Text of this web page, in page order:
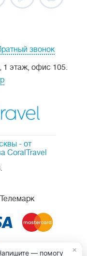
- от
CoralTravel
звонок
1 этаж, офис 105.
— помогу ×